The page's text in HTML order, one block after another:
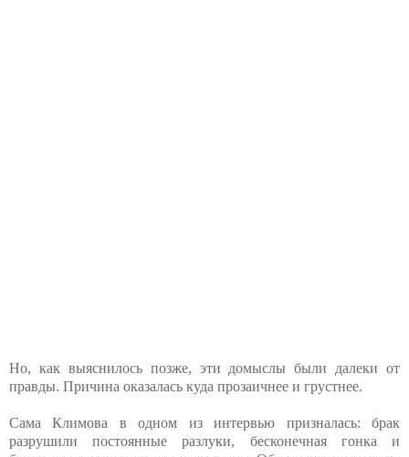
Но, как выяснилось позже, эти домыслы были далеки от
правды. Причина оказалась куда прозаичнее и грустнее.
Сама Климова в одном из интервью призналась: брак
разрушили постоянные разлуки, бесконечная гонка и